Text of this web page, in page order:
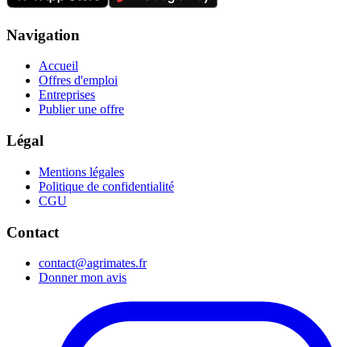
Navigation
Accueil
Offres d'emploi
Entreprises
Publier une offre
Légal
Mentions légales
Politique de confidentialité
CGU
Contact
contact@agrimates.fr
Donner mon avis